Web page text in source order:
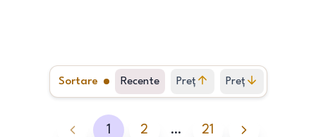
Sortare Recente Preț
crescător
Preț
descrescător
1 2 … 21